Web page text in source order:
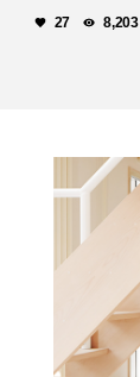
27 8,203